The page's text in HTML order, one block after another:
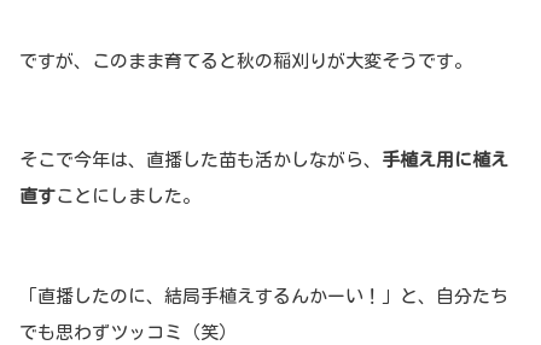
ですが、このまま育てると秋の稲刈りが大変そうです。
そこで今年は、直播した苗も活かしながら、 手植え用に植え
直すことにしました。
「直播したのに、結局手植えするんかーい！」と、自分たち
でも思わずツッコミ（笑）